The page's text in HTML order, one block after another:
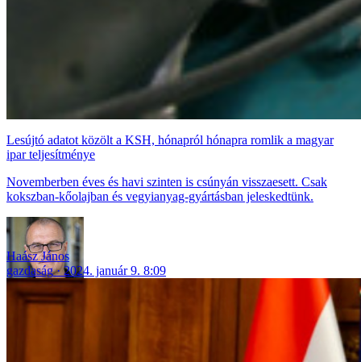
Lesújtó adatot közölt a KSH, hónapról hónapra romlik a magyar
ipar teljesítménye
Novemberben éves és havi szinten is csúnyán visszaesett. Csak
kokszban-kőolajban és vegyianyag-gyártásban jeleskedtünk.
Haász János
gazdaság
2024. január 9. 8:09